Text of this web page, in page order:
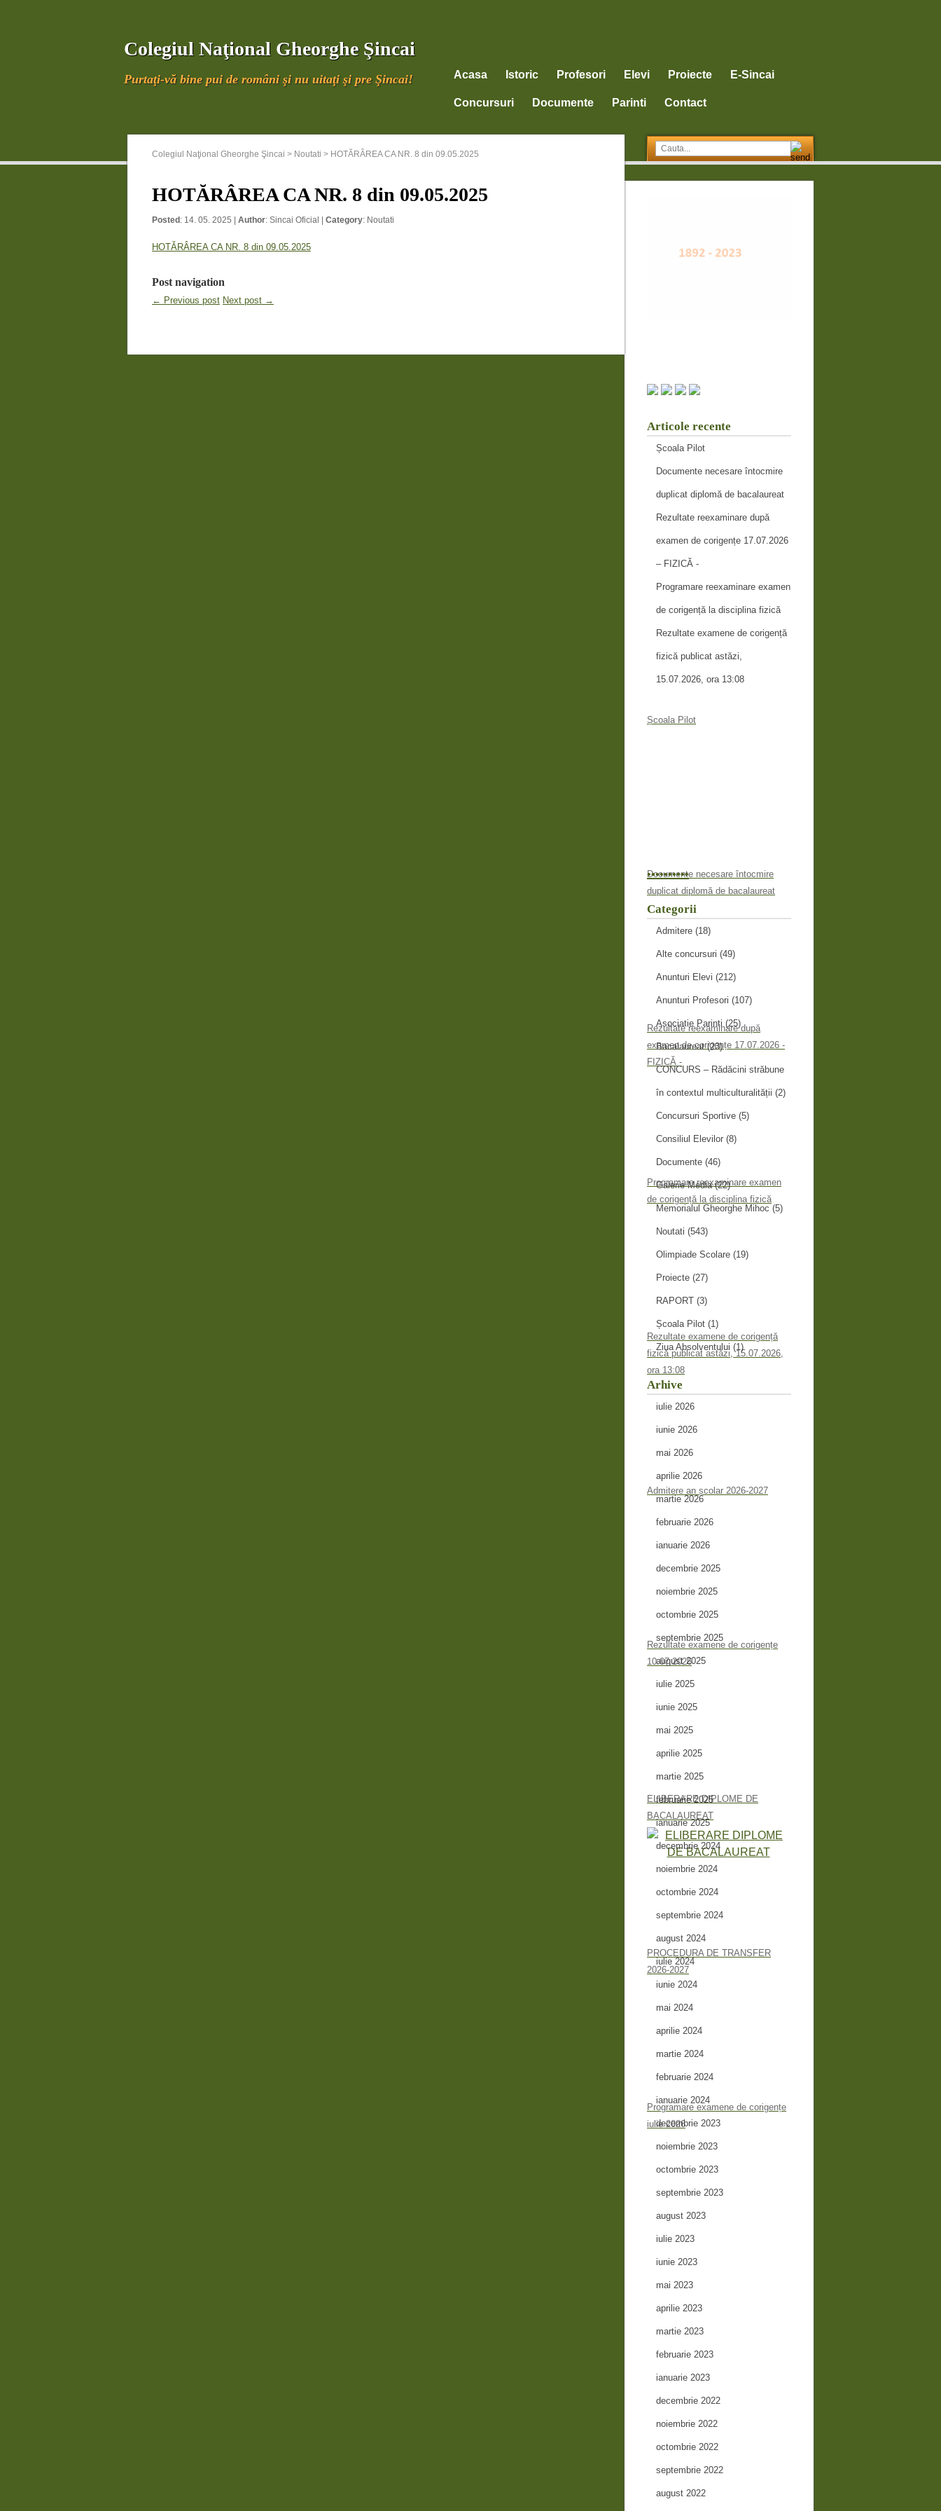
Colegiul Naţional Gheorghe Şincai
Purtaţi-vă bine pui de români şi nu uitaţi şi pre Şincai! Acasa Istoric Profesori Elevi Proiecte E-Sincai
Concursuri Documente Parinti Contact
Colegiul Naţional Gheorghe Şincai > Noutati > HOTĂRÂREA CA NR. 8 din 09.05.2025
HOTĂRÂREA CA NR. 8 din 09.05.2025
Posted : 14. 05. 2025 | Author: Sincai Oficial Category: Noutati
HOTĂRÂREA CA NR. 8 din 09.05.2025
Post navigation
← Previous post Next post →
Articole recente
Școala Pilot
Documente necesare întocmire
duplicat diplomă de bacalaureat
Rezultate reexaminare după
examen de corigențe 17.07.2026
– FIZICĂ -
Programare reexaminare examen
de corigență la disciplina fizică
Rezultate examene de corigență
fizică publicat astăzi,
15.07.2026, ora 13:08
Școala Pilot
Documente necesare întocmire
duplicat diplomă de bacalaureat
Rezultate reexaminare după
examen de corigențe 17.07.2026 -
FIZICĂ -
Programare reexaminare examen
de corigență la disciplina fizică
Rezultate examene de corigență
fizică publicat astăzi, 15.07.2026,
ora 13:08
Admitere an școlar 2026-2027
Rezultate examene de corigențe
10.07.2026
ELIBERARE DIPLOME DE
BACALAUREAT
PROCEDURA DE TRANSFER
2026-2027
Programare examene de corigențe
iulie 2026
••••••••••
Categorii
Admitere (18)
Alte concursuri (49)
Anunturi Elevi (212)
Anunturi Profesori (107)
Asociatie Parinti (25)
Bacalaureat(23)
CONCURS – Rădăcini străbune
în contextul multiculturalității (2)
Concursuri Sportive (5)
Consiliul Elevilor (8)
Documente (46)
Galerie Media(22)
Memorialul Gheorghe Mihoc (5)
Noutati (543)
Olimpiade Scolare (19)
Proiecte (27)
RAPORT (3)
Școala Pilot (1)
Ziua Absolventului (1)
Arhive
iulie 2026
iunie 2026
mai 2026
aprilie 2026
martie 2026
februarie 2026
ianuarie 2026
decembrie 2025
noiembrie 2025
octombrie 2025
septembrie 2025
august 2025
iulie 2025
iunie 2025
mai 2025
aprilie 2025
martie 2025
februarie 2025
ianuarie 2025
decembrie 2024
noiembrie 2024
octombrie 2024
septembrie 2024
august 2024
iulie 2024
iunie 2024
mai 2024
aprilie 2024
martie 2024
februarie 2024
ianuarie 2024
decembrie 2023
noiembrie 2023
octombrie 2023
septembrie 2023
august 2023
iulie 2023
iunie 2023
mai 2023
aprilie 2023
martie 2023
februarie 2023
ianuarie 2023
decembrie 2022
noiembrie 2022
octombrie 2022
septembrie 2022
august 2022